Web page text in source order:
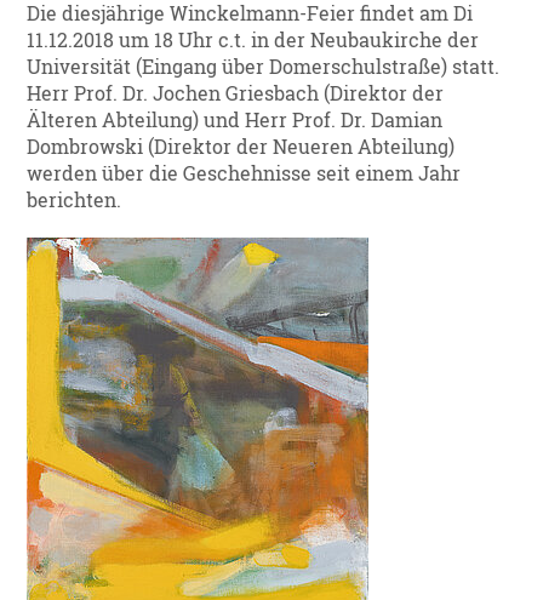
Die diesjährige Winckelmann-Feier findet am Di
11.12.2018 um 18 Uhr c.t. in der Neubaukirche der
Universität (Eingang über Domerschulstraße) statt.
Herr Prof. Dr. Jochen Griesbach (Direktor der
Älteren Abteilung) und Herr Prof. Dr. Damian
Dombrowski (Direktor der Neueren Abteilung)
werden über die Geschehnisse seit einem Jahr
berichten.